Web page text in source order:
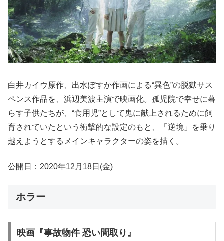
白井カイウ原作、出水ぽすか作画による“異色”の脱獄サス
ペンス作品を、浜辺美波主演で映画化。孤児院で幸せに暮
らす子供たちが、“食用児”として鬼に献上されるために飼
育されていたという衝撃的な設定のもと、「逆境」を乗り
越えようとするメインキャラクターの姿を描く。
公開日：2020年12月18日(金)
ホラー
映画『事故物件 恐い間取り』